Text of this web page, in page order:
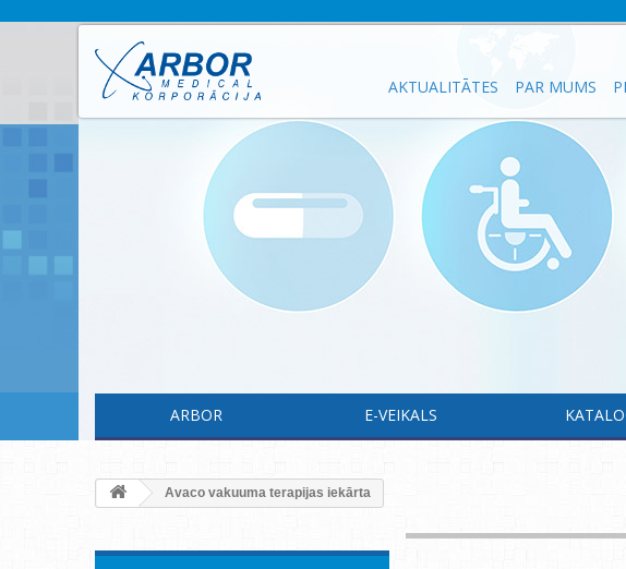
AKTUALITĀTES PAR MUMS
ARBOR E-VEIKALS
Avaco vakuuma terapijas iekārta